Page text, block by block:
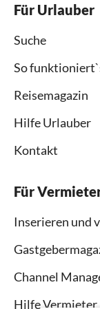
Für Urlauber
Suche
So
Reisemagazin
Hilfe Urlauber
Kontakt
Für
Inserieren und
Channel
Hilfe Vermieter